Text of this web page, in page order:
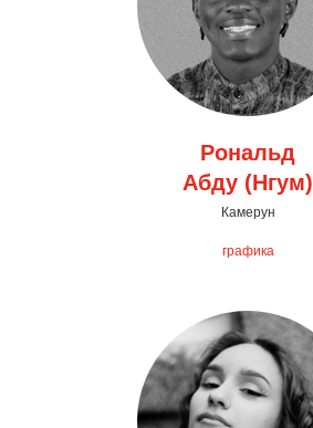
Рональд
Абду (Нгум)
Камерун
графика